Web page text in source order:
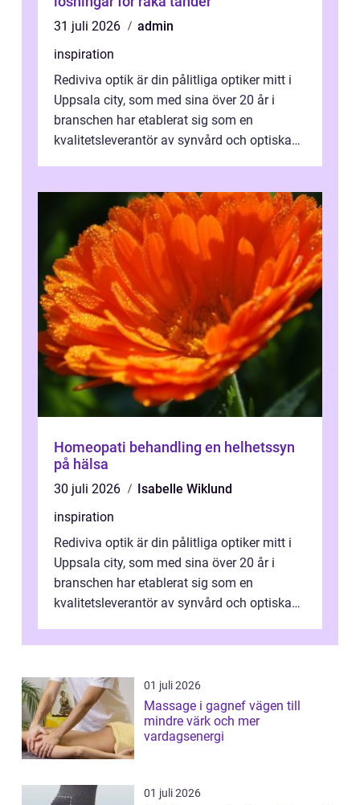
31 juli 2026
admin
inspiration
Rediviva optik är din pålitliga optiker mitt i
Uppsala city, som med sina över 20 år i
branschen har etablerat sig som en
kvalitetsleverantör av synvård och optiska
Homeopati behandling en helhetssyn
på hälsa
30 juli 2026
Isabelle Wiklund
inspiration
Rediviva optik är din pålitliga optiker mitt i
Uppsala city, som med sina över 20 år i
branschen har etablerat sig som en
kvalitetsleverantör av synvård och optiska
01 juli 2026
Massage i gagnef vägen till
mindre värk och mer
vardagsenergi
01 juli 2026